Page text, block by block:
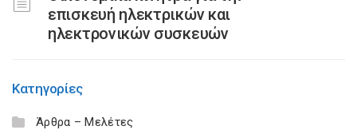
επισκευή ηλεκτρικών και
ηλεκτρονικών συσκευών
Κατηγορίες
Άρθρα – Μελέτες